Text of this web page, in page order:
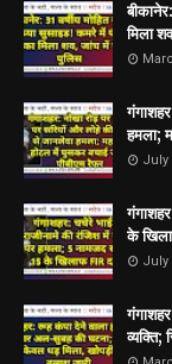
मिला
हमला;
July
के
July
व्यक्ति;